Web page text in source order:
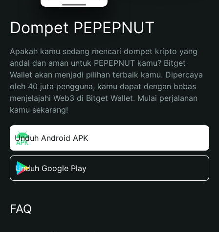
Dompet PEPEPNUT
Apakah kamu sedang mencari dompet kripto yang
andal dan aman untuk PEPEPNUT kamu? Bitget
Wallet akan menjadi pilihan terbaik kamu. Dipercaya
oleh 40 juta pengguna, kamu dapat dengan bebas
menjelajahi Web3 di Bitget Wallet. Mulai perjalanan
kamu sekarang!
Unduh Android APK
Unduh Google Play
FAQ